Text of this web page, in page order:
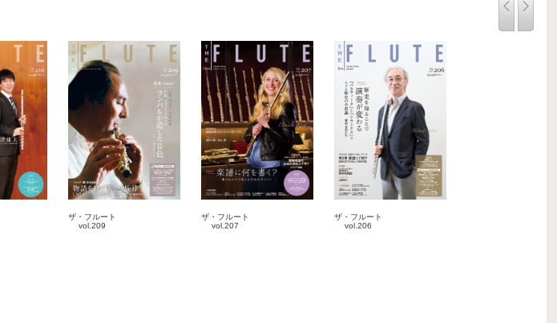
ザ・フルート
vol.209
ザ・フルート
vol.207
ザ・フルート
vol.206